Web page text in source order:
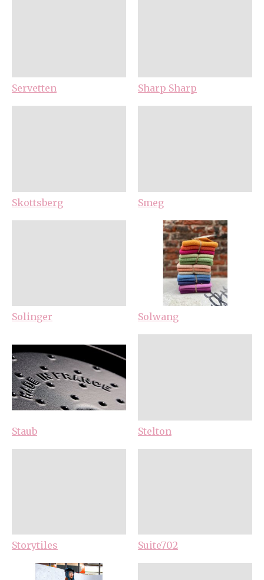
Servetten Sharp Sharp
Skottsberg Smeg
Solinger Solwang
Staub Stelton
Storytiles Suite702